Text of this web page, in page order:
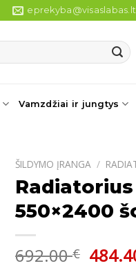
eprekyba@visaslabas.lt
Vamzdžiai ir jungtys
ŠILDYMO ĮRANGA /
550×2400
692.00€